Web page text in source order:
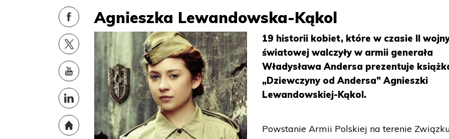
Agnieszka Lewandowska-Kąkol
19 historii kobiet, które w czasie II
światowej walczyły w armii generała
Władysława Andersa prezentuje
„Dziewczyny od Andersa” Agnieszki
Lewandowskiej-Kąkol.
Powstanie Armii Polskiej na terenie